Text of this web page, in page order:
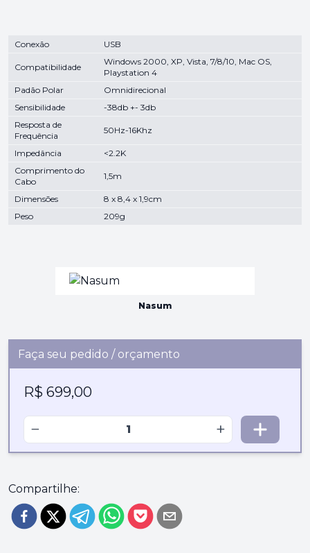
Conexão USB
Compatibilidade
Windows 2000, XP, Vista, 7/8/10, Mac OS,
Playstation 4
Padão Polar
Omnidirecional
Sensibilidade
-38db +- 3db
Resposta de
Frequência
50Hz-16Khz
Impedância
<2.2K
Comprimento do
Cabo
1,5m
Dimensões
8 x 8,4 x 1,9cm
Peso
209g
Faça seu pedido / orçamento
R$ 699,00
− +
Nasum
Compartilhe: